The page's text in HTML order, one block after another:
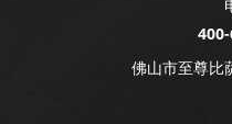
佛山市至尊比